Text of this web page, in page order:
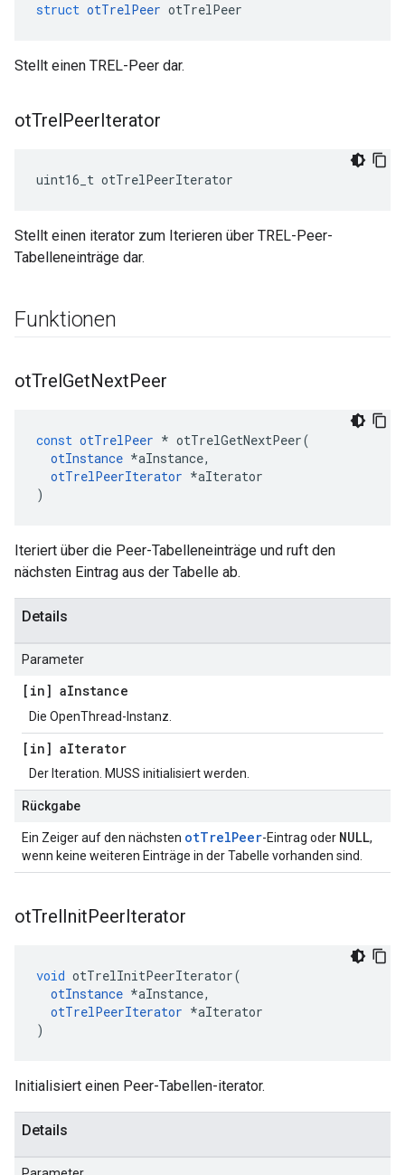
struct otTrelPeer otTrelPeer
Stellt einen TREL-Peer dar.
otTrelPeerIterator
uint16_t otTrelPeerIterator
Stellt einen iterator zum Iterieren über TREL-Peer-
Tabelleneinträge dar.
Funktionen
otTrelGetNextPeer
const otTrelPeer * otTrelGetNextPeer(
otInstance *aInstance,
otTrelPeerIterator *aIterator
)
Iteriert über die Peer-Tabelleneinträge und ruft den
nächsten Eintrag aus der Tabelle ab.
Details
Parameter
[in] aInstance
Die OpenThread-Instanz.
[in] aIterator
Der Iteration. MUSS initialisiert werden.
Rückgabe
Ein Zeiger auf den nächsten otTrelPeer-Eintrag oder NULL,
wenn keine weiteren Einträge in der Tabelle vorhanden sind.
otTrelInitPeerIterator
void otTrelInitPeerIterator(
otInstance *aInstance,
otTrelPeerIterator *aIterator
)
Initialisiert einen Peer-Tabellen-iterator.
Details